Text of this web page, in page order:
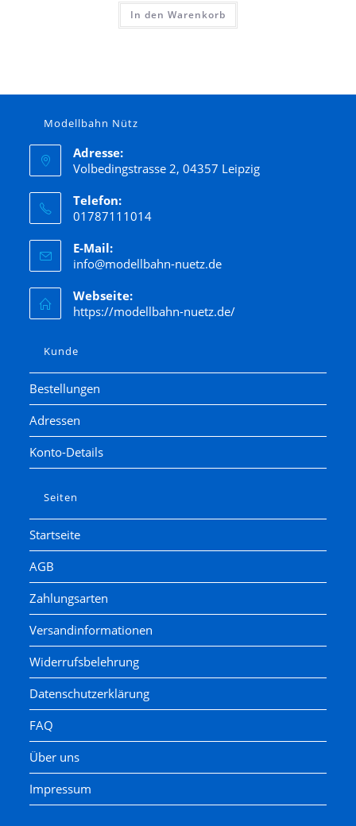
In den Warenkorb
Modellbahn Nütz
Adresse:
Volbedingstrasse 2, 04357 Leipzig
Telefon:
01787111014
E-Mail:
info@modellbahn-nuetz.de
Webseite:
https://modellbahn-nuetz.de/
Kunde
Bestellungen
Adressen
Konto-Details
Seiten
Startseite
AGB
Zahlungsarten
Versandinformationen
Widerrufsbelehrung
Datenschutzerklärung
FAQ
Über uns
Impressum